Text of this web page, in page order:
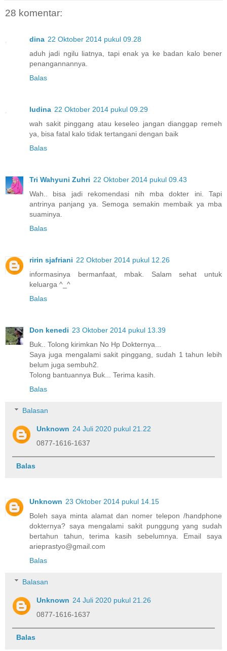
28 komentar:
dina 22 Oktober 2014 pukul 09.28
aduh jadi ngilu liatnya, tapi enak ya ke badan kalo bener
penangannannya.
Balas
ludina 22 Oktober 2014 pukul 09.29
wah sakit pinggang atau keseleo jangan dianggap remeh
ya, bisa fatal kalo tidak tertangani dengan baik
Balas
Tri Wahyuni Zuhri 22 Oktober 2014 pukul 09.43
Wah.. bisa jadi rekomendasi nih mba dokter ini. Tapi
antrinya panjang ya. Semoga semakin membaik ya mba
suaminya.
Balas
ririn sjafriani 22 Oktober 2014 pukul 12.26
informasinya bermanfaat, mbak. Salam sehat untuk
keluarga ^_^
Balas
Don kenedi 23 Oktober 2014 pukul 13.39
Buk.. Tolong kirimkan No Hp Dokternya...
Saya juga mengalami sakit pinggang, sudah 1 tahun lebih
belum juga sembuh2.
Tolong bantuannya Buk... Terima kasih.
Balas
Balasan
Unknown 24 Juli 2020 pukul 21.22
0877-1616-1637
Balas
Unknown 23 Oktober 2014 pukul 14.15
Boleh saya minta alamat dan nomer telepon /handphone
dokternya? saya mengalami sakit punggung yang sudah
bertahun tahun, terima kasih sebelumnya. Email saya
arieprastyo@gmail.com
Balas
Balasan
Unknown 24 Juli 2020 pukul 21.26
0877-1616-1637
Balas